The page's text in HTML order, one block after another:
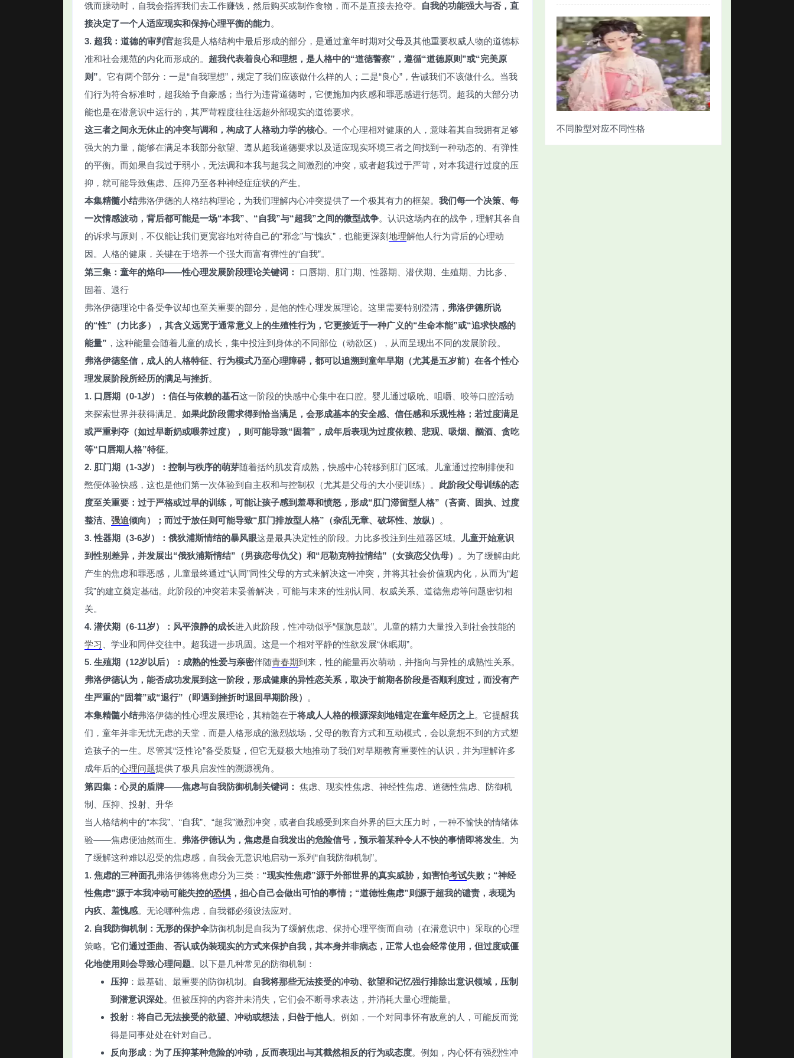
不同脸型对应不同性格
饿而躁动时，自我会指挥我们去工作赚钱，然后购买或制作食物，而不是直接去抢夺。
自我的功能强大与否，直
接决定了一个人适应现实和保持心理平衡的能力。
3. 超我：道德的审判官超我是人格结构中最后形成的部分，是通过童年时期对父母及其他重要权威人物的道德标
准和社会规范的内化而形成的。 超我代表着良心和理想，是人格中的“道德警察”，遵循“道德原则”或“完美原
则”。它有两个部分：一是“自我理想”，规定了我们应该做什么样的人；二是“良心”，告诫我们不该做什么。当我
们行为符合标准时，超我给予自豪感；当行为违背道德时，它便施加内疚感和罪恶感进行惩罚。超我的大部分功
能也是在潜意识中运行的，其严苛程度往往远超外部现实的道德要求。
这三者之间永无休止的冲突与调和，构成了人格动力学的核心。一个心理相对健康的人，意味着其自我拥有足够
强大的力量，能够在满足本我部分欲望、遵从超我道德要求以及适应现实环境三者之间找到一种动态的、有弹性
的平衡。而如果自我过于弱小，无法调和本我与超我之间激烈的冲突，或者超我过于严苛，对本我进行过度的压
抑，就可能导致焦虑、压抑乃至各种神经症症状的产生。
本集精髓小结弗洛伊德的人格结构理论，为我们理解内心冲突提供了一个极其有力的框架。 我们每一个决策、每
一次情感波动，背后都可能是一场“本我”、“自我”与“超我”之间的微型战争。认识这场内在的战争，理解其各自
的诉求与原则，不仅能让我们更宽容地对待自己的“邪念”与“愧疚”，也能更深刻地理解他人行为背后的心理动
因。人格的健康，关键在于培养一个强大而富有弹性的“自我”。
第三集：童年的烙印——性心理发展阶段理论关键词：
口唇期、肛门期、性器期、潜伏期、生殖期、力比多、
固着、退行
弗洛伊德理论中备受争议却也至关重要的部分，是他的性心理发展理论。这里需要特别澄清， 弗洛伊德所说
的“性”（力比多），其含义远宽于通常意义上的生殖性行为，它更接近于一种广义的“生命本能”或“追求快感的
能量” ，这种能量会随着儿童的成长，集中投注到身体的不同部位（动欲区），从而呈现出不同的发展阶段。
弗洛伊德坚信，成人的人格特征、行为模式乃至心理障碍，都可以追溯到童年早期（尤其是五岁前）在各个性心
理发展阶段所经历的满足与挫折。
1. 口唇期（0-1岁）：信任与依赖的基石这一阶段的快感中心集中在口腔。婴儿通过吸吮、咀嚼、咬等口腔活动
来探索世界并获得满足。 如果此阶段需求得到恰当满足，会形成基本的安全感、信任感和乐观性格；若过度满足
或严重剥夺（如过早断奶或喂养过度），则可能导致“固着”，成年后表现为过度依赖、悲观、吸烟、酗酒、贪吃
等“口唇期人格”特征。
2. 肛门期（1-3岁）：控制与秩序的萌芽随着括约肌发育成熟，快感中心转移到肛门区域。儿童通过控制排便和
憋便体验快感，这也是他们第一次体验到自主权和与控制权（尤其是父母的大小便训练）。 此阶段父母训练的态
度至关重要：过于严格或过早的训练，可能让孩子感到羞辱和愤怒，形成“肛门滞留型人格”（吝啬、固执、过度
整洁、 强迫倾向）；而过于放任则可能导致“肛门排放型人格”（杂乱无章、破坏性、放纵）
。
3. 性器期（3-6岁）：俄狄浦斯情结的暴风眼这是最具决定性的阶段。力比多投注到生殖器区域。
儿童开始意识
到性别差异，并发展出“俄狄浦斯情结”（男孩恋母仇父）和“厄勒克特拉情结”（女孩恋父仇母）
。为了缓解由此
产生的焦虑和罪恶感，儿童最终通过“认同”同性父母的方式来解决这一冲突，并将其社会价值观内化，从而为“超
我”的建立奠定基础。此阶段的冲突若未妥善解决，可能与未来的性别认同、权威关系、道德焦虑等问题密切相
关。
4. 潜伏期（6-11岁）：风平浪静的成长进入此阶段，性冲动似乎“偃旗息鼓”。儿童的精力大量投入到社会技能的
学习
、学业和同伴交往中。超我进一步巩固。这是一个相对平静的性欲发展“休眠期”。
5. 生殖期（12岁以后）：成熟的性爱与亲密伴随青春期到来，性的能量再次萌动，并指向与异性的成熟性关系。
弗洛伊德认为，能否成功发展到这一阶段，形成健康的异性恋关系，取决于前期各阶段是否顺利度过，而没有产
生严重的“固着”或“退行”（即遇到挫折时退回早期阶段）
。
本集精髓小结弗洛伊德的性心理发展理论，其精髓在于将成人人格的根源深刻地锚定在童年经历之上。它提醒我
们，童年并非无忧无虑的天堂，而是人格形成的激烈战场，父母的教育方式和互动模式，会以意想不到的方式塑
造孩子的一生。尽管其“泛性论”备受质疑，但它无疑极大地推动了我们对早期教育重要性的认识，并为理解许多
成年后的心理问题提供了极具启发性的溯源视角。
第四集：心灵的盾牌——焦虑与自我防御机制 关键词： 焦虑、现实性焦虑、神经性焦虑、道德性焦虑、防御机
制、压抑、投射、升华
当人格结构中的“本我”、“自我”、“超我”激烈冲突，或者自我感受到来自外界的巨大压力时，一种不愉快的情绪体
验——焦虑便油然而生。 弗洛伊德认为，焦虑是自我发出的危险信号，预示着某种令人不快的事情即将发生。为
了缓解这种难以忍受的焦虑感，自我会无意识地启动一系列“自我防御机制”。
1. 焦虑的三种面孔弗洛伊德将焦虑分为三类： “现实性焦虑”源于外部世界的真实威胁，如害怕考试失败；“神经
性焦虑”源于本我冲动可能失控的恐惧 ，担心自己会做出可怕的事情；“道德性焦虑”则源于超我的谴责，表现为
内疚、羞愧感。无论哪种焦虑，自我都必须设法应对。
2. 自我防御机制：无形的保护伞防御机制是自我为了缓解焦虑、保持心理平衡而自动（在潜意识中）采取的心理
策略。 它们通过歪曲、否认或伪装现实的方式来保护自我，其本身并非病态，正常人也会经常使用，但过度或僵
化地使用则会导致心理问题。以下是几种常见的防御机制：
压抑 ：最基础、最重要的防御机制。
自我将那些无法接受的冲动、欲望和记忆强行排除出意识领域，压制
到潜意识深处。但被压抑的内容并未消失，它们会不断寻求表达，并消耗大量心理能量。
投射 ：将自己无法接受的欲望、冲动或想法，归咎于他人 。例如，一个对同事怀有敌意的人，可能反而觉
得是同事处处在针对自己。
反向形成 ： 为了压抑某种危险的冲动，反而表现出与其截然相反的行为或态度。例如，内心怀有强烈性冲